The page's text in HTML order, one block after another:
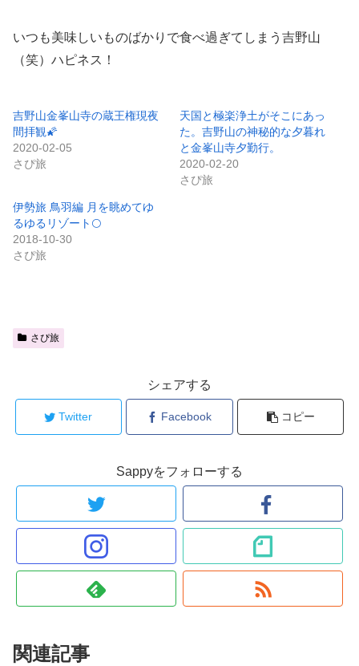
いつも美味しいものばかりで食べ過ぎてしまう吉野山
（笑）ハピネス！
吉野山金峯山寺の蔵王権現夜
間拝観🌠
2020-02-05
さぴ旅
天国と極楽浄土がそこにあっ
た。吉野山の神秘的な夕暮れ
と金峯山寺夕勤行。
2020-02-20
さぴ旅
伊勢旅 鳥羽編 月を眺めてゆ
るゆるリゾート🌕
2018-10-30
さぴ旅
さぴ旅
シェアする
Twitter Facebook コピー
Sappyをフォローする
関連記事